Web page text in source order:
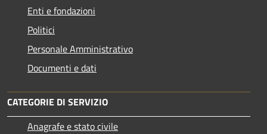
Enti e fondazioni
Politici
Personale Amministrativo
Documenti e dati
CATEGORIE DI SERVIZIO
Anagrafe e stato civile